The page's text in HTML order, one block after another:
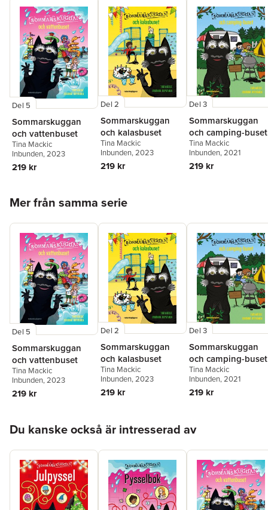
Del 5
Sommarskuggan
och vattenbuset
Tina Mackic
Inbunden, 2023
219 kr
Del 2
Sommarskuggan
och kalasbuset
Tina Mackic
Inbunden, 2023
219 kr
Del 3
Sommarskuggan
och camping-buset
Tina Mackic
Inbunden, 2021
219 kr
Mer från samma serie
Del 5
Sommarskuggan
och vattenbuset
Tina Mackic
Inbunden, 2023
219 kr
Del 2
Sommarskuggan
och kalasbuset
Tina Mackic
Inbunden, 2023
219 kr
Del 3
Sommarskuggan
och camping-buset
Tina Mackic
Inbunden, 2021
219 kr
Du kanske också är intresserad av